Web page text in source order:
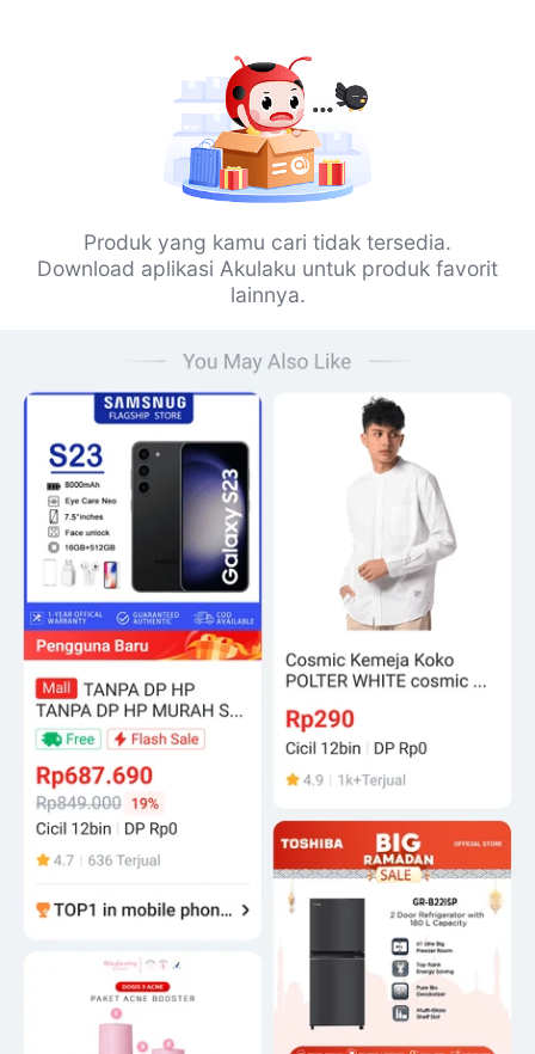
Produk yang kamu cari tidak tersedia.
Download aplikasi Akulaku untuk produk favorit
lainnya.